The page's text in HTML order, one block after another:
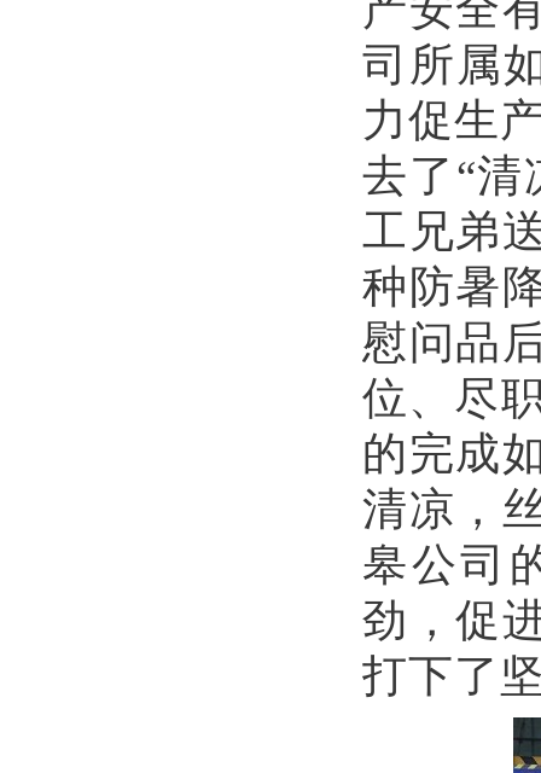
司所属
力促生
去了“清
工兄弟
种防暑
慰问品
位、尽
的完成
清凉，
皋公司
劲，促
打下了